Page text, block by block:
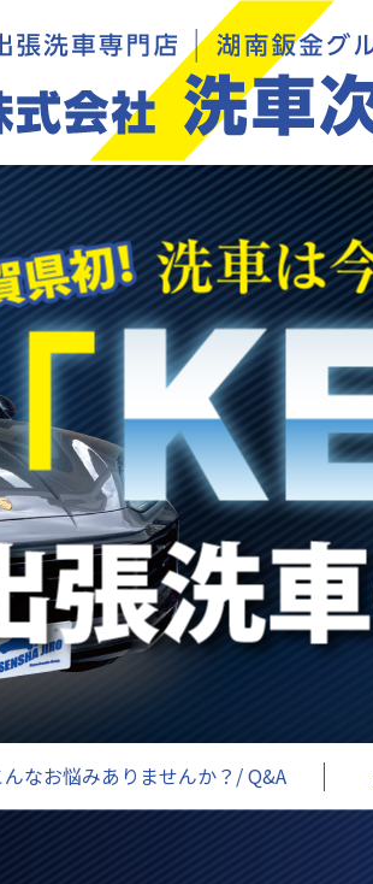
んなお悩みありませんか？/ Q&A